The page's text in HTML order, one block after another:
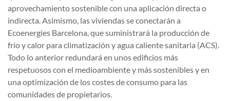
aprovechamiento sostenible con una aplicación directa o
indirecta. Asimismo, las viviendas se conectarán a
Ecoenergies Barcelona, que suministrará la producción de
frío y calor para climatización y agua caliente sanitaria (ACS).
Todo lo anterior redundará en unos edificios más
respetuosos con el medioambiente y más sostenibles y en
una optimización de los costes de consumo para las
comunidades de propietarios.